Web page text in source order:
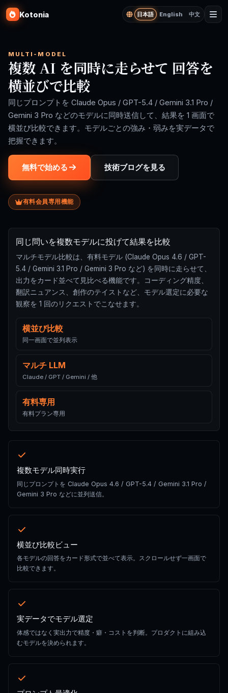
Kotonia 日本語 English 中文
MULTI-MODEL
複数 AI を同時に走らせて 回答を
横並びで比較
同じプロンプトを Claude Opus / GPT-5.4 / Gemini 3.1 Pro /
Gemini 3 Pro などのモデルに同時送信して、結果を 1 画面で
横並び比較できます。モデルごとの強み・弱みを実データで
把握できます。
無料で始める 技術ブログを見る
有料会員専用機能
同じ問いを複数モデルに投げて結果を比較
マルチモデル比較は、有料モデル (Claude Opus 4.6 / GPT-
5.4 / Gemini 3.1 Pro / Gemini 3 Pro など) を同時に走らせて、
出力をカード並べて見比べる機能です。コーディング精度、
翻訳ニュアンス、創作のテイストなど、モデル選定に必要な
観察を 1 回のリクエストでこなせます。
横並び比較
同一画面で並列表示
マルチ LLM
Claude / GPT / Gemini / 他
有料専用
有料プラン専用
複数モデル同時実行
同じプロンプトを Claude Opus 4.6 / GPT-5.4 / Gemini 3.1 Pro /
Gemini 3 Pro などに並列送信。
横並び比較ビュー
各モデルの回答をカード形式で並べて表示。スクロールせず一画面で
比較できます。
実データでモデル選定
体感ではなく実出力で精度・癖・コストを判断。プロダクトに組み込
むモデルを決められます。